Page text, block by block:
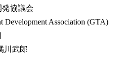
協議会
Development Association (GTA)
川武郎